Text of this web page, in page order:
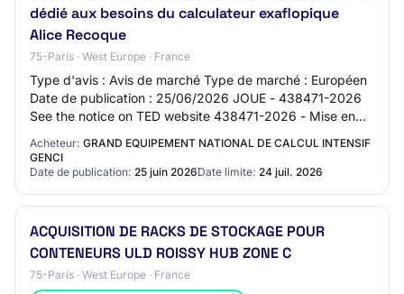
dédié aux besoins du calculateur exaflopique
Alice Recoque
75-Paris · West Europe · France
Type d'avis : Avis de marché Type de marché : Européen
Date de publication : 25/06/2026 JOUE - 438471-2026
See the notice on TED website 438471-2026 - Mise en
Acheteur: GRAND EQUIPEMENT NATIONAL DE CALCUL INTENSIF
GENCI
Date de publication: 25 juin 2026Date limite: 24 juil. 2026
ACQUISITION DE RACKS DE STOCKAGE POUR
CONTENEURS ULD ROISSY HUB ZONE C
75-Paris · West Europe · France